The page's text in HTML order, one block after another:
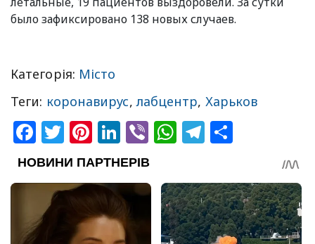
было зафиксировано 138 новых случаев.
Категорія: Місто
Теги: коронавирус,лабцентр, Харьков
Facebook
Twitter
Pinterest
LinkedIn
ViberWhatsApp
Telegram